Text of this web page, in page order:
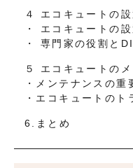
４ エコキュートの
・ エコキュートの
・ 専門家の役割と
５ エコキュートの
・メンテナンスの重
・エコキュートの
6.まとめ